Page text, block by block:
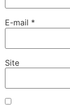
E-mail *
Site